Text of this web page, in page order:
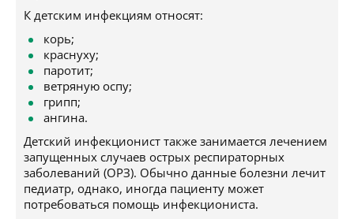
К детским инфекциям относят:
корь;
краснуху;
паротит;
ветряную оспу;
грипп;
ангина.
Детский инфекционист также занимается лечением
запущенных случаев острых респираторных
заболеваний (ОРЗ). Обычно данные болезни лечит
педиатр, однако, иногда пациенту может
потребоваться помощь инфекциониста.